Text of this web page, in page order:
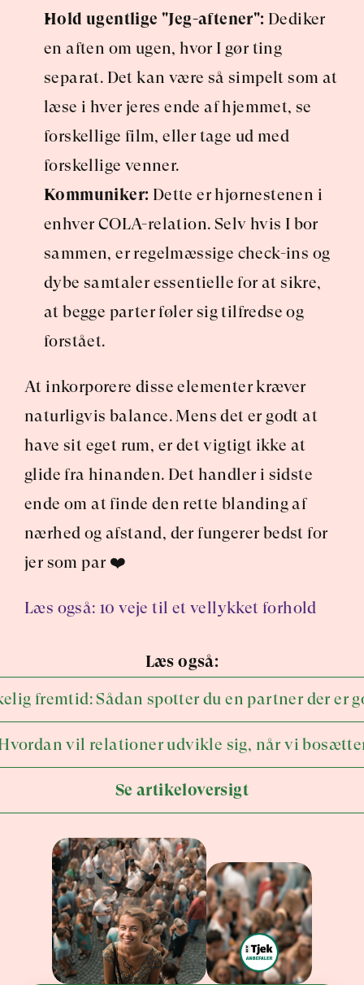
Hold ugentlige "Jeg-aftener": Dediker
en aften om ugen, hvor I gør ting
separat. Det kan være så simpelt som at
læse i hver jeres ende af hjemmet, se
forskellige film, eller tage ud med
forskellige venner.
Kommuniker: Dette er hjørnestenen i
enhver COLA-relation. Selv hvis I bor
sammen, er regelmæssige check-ins og
dybe samtaler essentielle for at sikre,
at begge parter føler sig tilfredse og
forstået.
At inkorporere disse elementer kræver
naturligvis balance. Mens det er godt at
have sit eget rum, er det vigtigt ikke at
glide fra hinanden. Det handler i sidste
ende om at finde den rette blanding af
nærhed og afstand, der fungerer bedst for
jer som par ❤️
Læs også: 10 veje til et vellykket forhold
Læs også:
fremtid: Sådan spotter du en partner der er
vil relationer udvikle sig, når vi
Se artikeloversigt